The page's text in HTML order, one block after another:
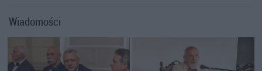
Wiadomości